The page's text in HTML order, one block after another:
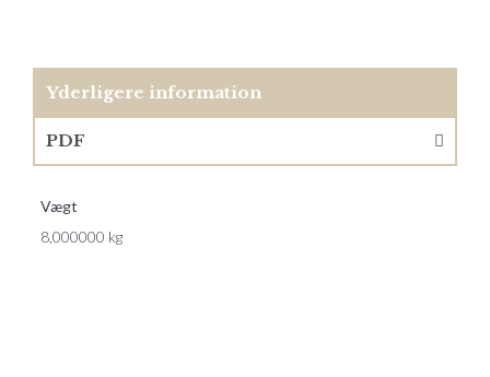
Yderligere information
PDF
Vægt
8,000000 kg